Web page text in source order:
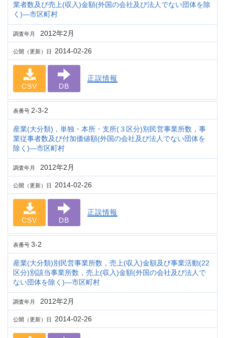
業者数及び売上(収入)金額(外国の会社及び法人でない団体を除
く)―市区町村
調査年月 2012年2月
公開（更新）日 2014-02-26
CSV DB
正誤情報
表番号 2-3-2
産業(大分類)，単独・本所・支所(３区分)別民営事業所数，事
業従事者数及び付加価値額(外国の会社及び法人でない団体を
除く)―市区町村
調査年月 2012年2月
公開（更新）日 2014-02-26
CSV DB
正誤情報
表番号 3-2
産業(大分類)別民営事業所数，売上(収入)金額及び事業活動(22
区分)別該当事業所数，売上(収入)金額(外国の会社及び法人で
ない団体を除く)―市区町村
調査年月 2012年2月
公開（更新）日 2014-02-26